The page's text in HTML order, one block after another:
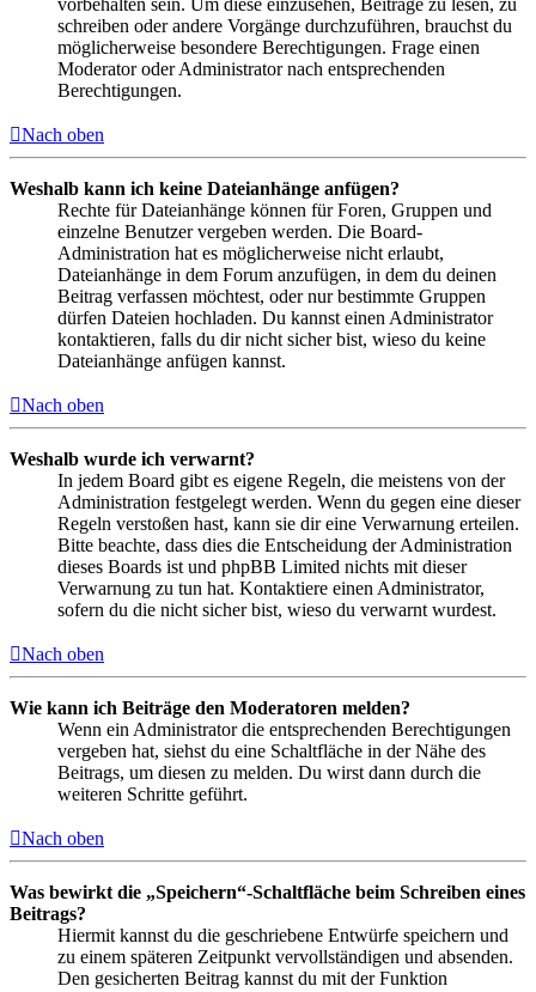
schreiben oder andere Vorgänge durchzuführen, brauchst du
möglicherweise besondere Berechtigungen. Frage einen
Moderator oder Administrator nach entsprechenden
Berechtigungen.
Nach oben
Weshalb kann ich keine Dateianhänge anfügen?
Rechte für Dateianhänge können für Foren, Gruppen und
einzelne Benutzer vergeben werden. Die Board-
Administration hat es möglicherweise nicht erlaubt,
Dateianhänge in dem Forum anzufügen, in dem du deinen
Beitrag verfassen möchtest, oder nur bestimmte Gruppen
dürfen Dateien hochladen. Du kannst einen Administrator
kontaktieren, falls du dir nicht sicher bist, wieso du keine
Dateianhänge anfügen kannst.
Nach oben
Weshalb wurde ich verwarnt?
In jedem Board gibt es eigene Regeln, die meistens von der
Administration festgelegt werden. Wenn du gegen eine dieser
Regeln verstoßen hast, kann sie dir eine Verwarnung erteilen.
Bitte beachte, dass dies die Entscheidung der Administration
dieses Boards ist und phpBB Limited nichts mit dieser
Verwarnung zu tun hat. Kontaktiere einen Administrator,
sofern du die nicht sicher bist, wieso du verwarnt wurdest.
Nach oben
Wie kann ich Beiträge den Moderatoren melden?
Wenn ein Administrator die entsprechenden Berechtigungen
vergeben hat, siehst du eine Schaltfläche in der Nähe des
Beitrags, um diesen zu melden. Du wirst dann durch die
weiteren Schritte geführt.
Nach oben
Was bewirkt die „Speichern“-Schaltfläche beim Schreiben eines
Beitrags?
Hiermit kannst du die geschriebene Entwürfe speichern und
zu einem späteren Zeitpunkt vervollständigen und absenden.
Den gesicherten Beitrag kannst du mit der Funktion